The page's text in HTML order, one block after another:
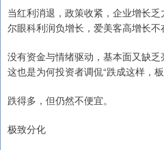
当红利消退，政策收紧，企业增长
尔眼科利润负增长，爱美客高增长
没有资金与情绪驱动，基本面又缺乏
这也是为何投资者调侃“跌成这样，
跌得多，但仍然不便宜。
极致分化